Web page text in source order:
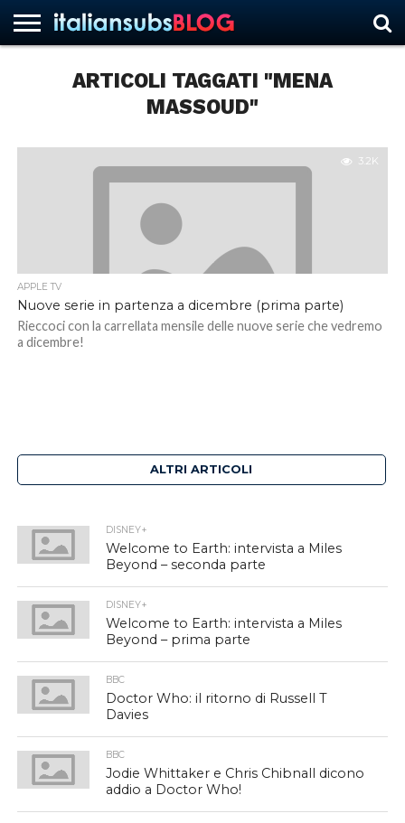
ARTICOLI TAGGATI "MENA
MASSOUD"
3.2K
APPLE TV
Nuove serie in partenza a dicembre (prima parte)
Rieccoci con la carrellata mensile delle nuove serie che vedremo
a dicembre!
ALTRI ARTICOLI
DISNEY+
Welcome to Earth: intervista a Miles
Beyond – seconda parte
DISNEY+
Welcome to Earth: intervista a Miles
Beyond – prima parte
BBC
Doctor Who: il ritorno di Russell T
Davies
BBC
Jodie Whittaker e Chris Chibnall dicono
addio a Doctor Who!